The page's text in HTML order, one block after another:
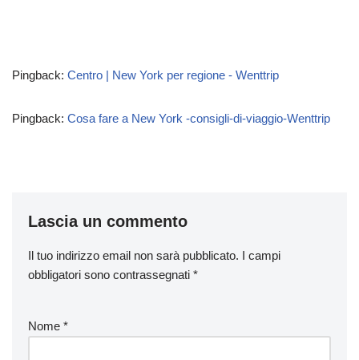
Pingback: Centro | New York per regione - Wenttrip
Pingback: Cosa fare a New York -consigli-di-viaggio-Wenttrip
Lascia un commento
Il tuo indirizzo email non sarà pubblicato. I campi
obbligatori sono contrassegnati *
Nome *